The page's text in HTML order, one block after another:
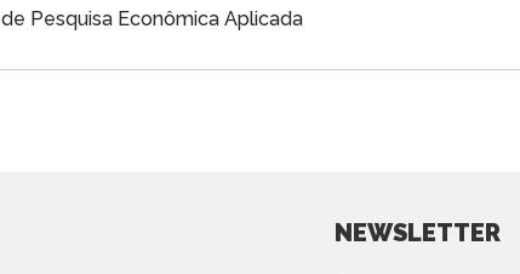
Pesquisa Econômica Aplicada
NEWSLETTER